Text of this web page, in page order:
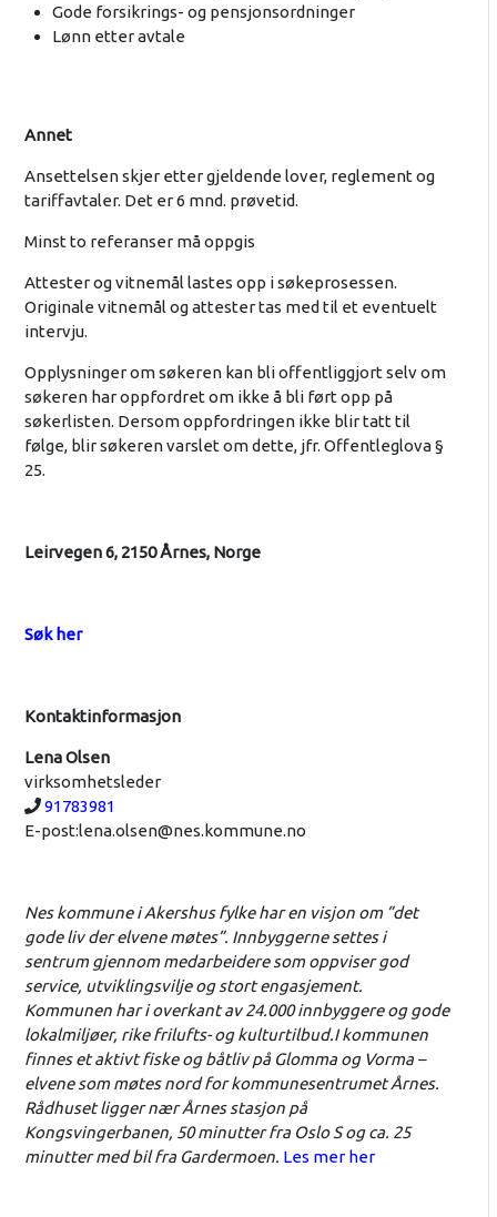
Gode forsikrings- og pensjonsordninger
Lønn etter avtale
Annet
Ansettelsen skjer etter gjeldende lover, reglement og
tariffavtaler. Det er 6 mnd. prøvetid.
Minst to referanser må oppgis
Attester og vitnemål lastes opp i søkeprosessen.
Originale vitnemål og attester tas med til et eventuelt
intervju.
Opplysninger om søkeren kan bli offentliggjort selv om
søkeren har oppfordret om ikke å bli ført opp på
søkerlisten. Dersom oppfordringen ikke blir tatt til
følge, blir søkeren varslet om dette, jfr. Offentleglova §
25.
Leirvegen 6, 2150 Årnes, Norge
Søk her
Kontaktinformasjon
Lena Olsen
virksomhetsleder
Telefon:
91783981
E-post:lena.olsen@nes.kommune.no
Nes kommune i Akershus fylke har en visjon om ”det
gode liv der elvene møtes”. Innbyggerne settes i
sentrum gjennom medarbeidere som oppviser god
service, utviklingsvilje og stort engasjement.
Kommunen har i overkant av 24.000 innbyggere og gode
lokalmiljøer, rike frilufts- og kulturtilbud.I kommunen
finnes et aktivt fiske og båtliv på Glomma og Vorma –
elvene som møtes nord for kommunesentrumet Årnes.
Rådhuset ligger nær Årnes stasjon på
Kongsvingerbanen, 50 minutter fra Oslo S og ca. 25
minutter med bil fra Gardermoen. Les mer her